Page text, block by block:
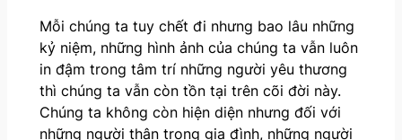
Mỗi chúng ta tuy chết đi nhưng bao lâu những
kỷ niệm, những hình ảnh của chúng ta vẫn luôn
in đậm trong tâm trí những người yêu thương
thì chúng ta vẫn còn tồn tại trên cõi đời này.
Chúng ta không còn hiện diện nhưng đối với
những người thân trong gia đình, những người